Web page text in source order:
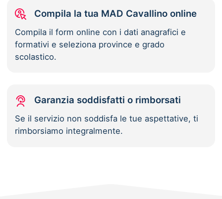
Compila la tua MAD Cavallino online
Compila il form online con i dati anagrafici e
formativi e seleziona province e grado
scolastico.
Garanzia soddisfatti o rimborsati
Se il servizio non soddisfa le tue aspettative, ti
rimborsiamo integralmente.